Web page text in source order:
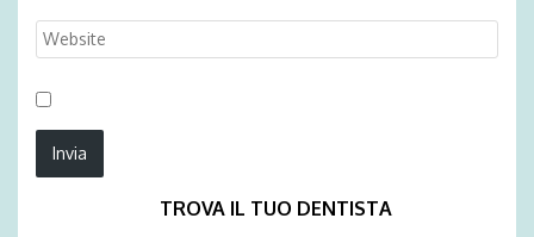
TROVA IL TUO DENTISTA